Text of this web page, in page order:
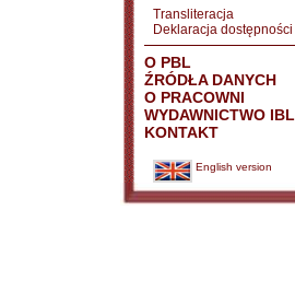
Transliteracja
Deklaracja dostępności
O PBL
ŹRÓDŁA DANYCH
O PRACOWNI
WYDAWNICTWO IBL
KONTAKT
English version